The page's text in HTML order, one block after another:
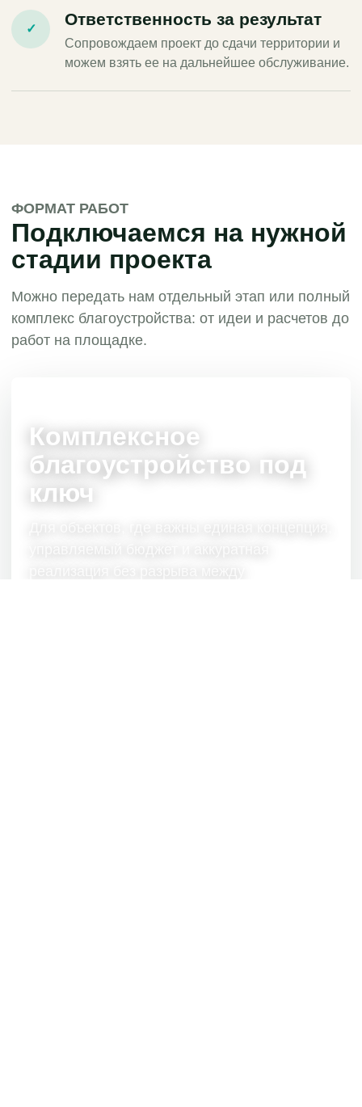
✓
Ответственность за результат
Сопровождаем проект до сдачи территории и
можем взять ее на дальнейшее обслуживание.
ФОРМАТ РАБОТ
Подключаемся на нужной
стадии проекта
Можно передать нам отдельный этап или полный
комплекс благоустройства: от идеи и расчетов до
работ на площадке.
Комплексное
благоустройство под
ключ